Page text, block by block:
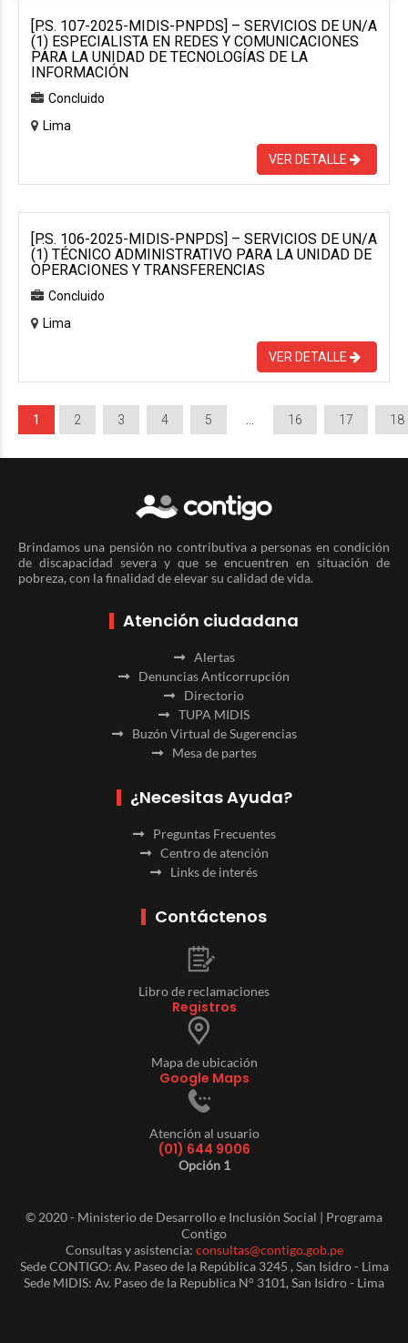
[P.S. 107-2025-MIDIS-PNPDS] – SERVICIOS DE UN/A
(1) ESPECIALISTA EN REDES Y COMUNICACIONES
PARA LA UNIDAD DE TECNOLOGÍAS DE LA
INFORMACIÓN
Concluido
Lima
VER DETALLE
[P.S. 106-2025-MIDIS-PNPDS] – SERVICIOS DE UN/A
(1) TÉCNICO ADMINISTRATIVO PARA LA UNIDAD DE
OPERACIONES Y TRANSFERENCIAS
Concluido
Lima
VER DETALLE
1 2 3 4 5 16 17 18
Brindamos una pensión no contributiva a personas en condición
de discapacidad severa y que se encuentren en situación de
pobreza, con la finalidad de elevar su calidad de vida.
Atención ciudadana
Alertas
Denuncias Anticorrupción
Directorio
TUPA MIDIS
Buzón Virtual de Sugerencias
Mesa de partes
¿Necesitas Ayuda?
Preguntas Frecuentes
Centro de atención
Links de interés
Contáctenos
Libro de reclamaciones
Registros
Mapa de ubicación
Google Maps
Atención al usuario
(01) 644 9006
Opción 1
© 2020 - Ministerio de Desarrollo e Inclusión Social | Programa
Contigo
Consultas y asistencia: consultas@contigo.gob.pe
Sede CONTIGO: Av. Paseo de la República 3245 , San Isidro - Lima
Sede MIDIS: Av. Paseo de la Republica N° 3101, San Isidro - Lima